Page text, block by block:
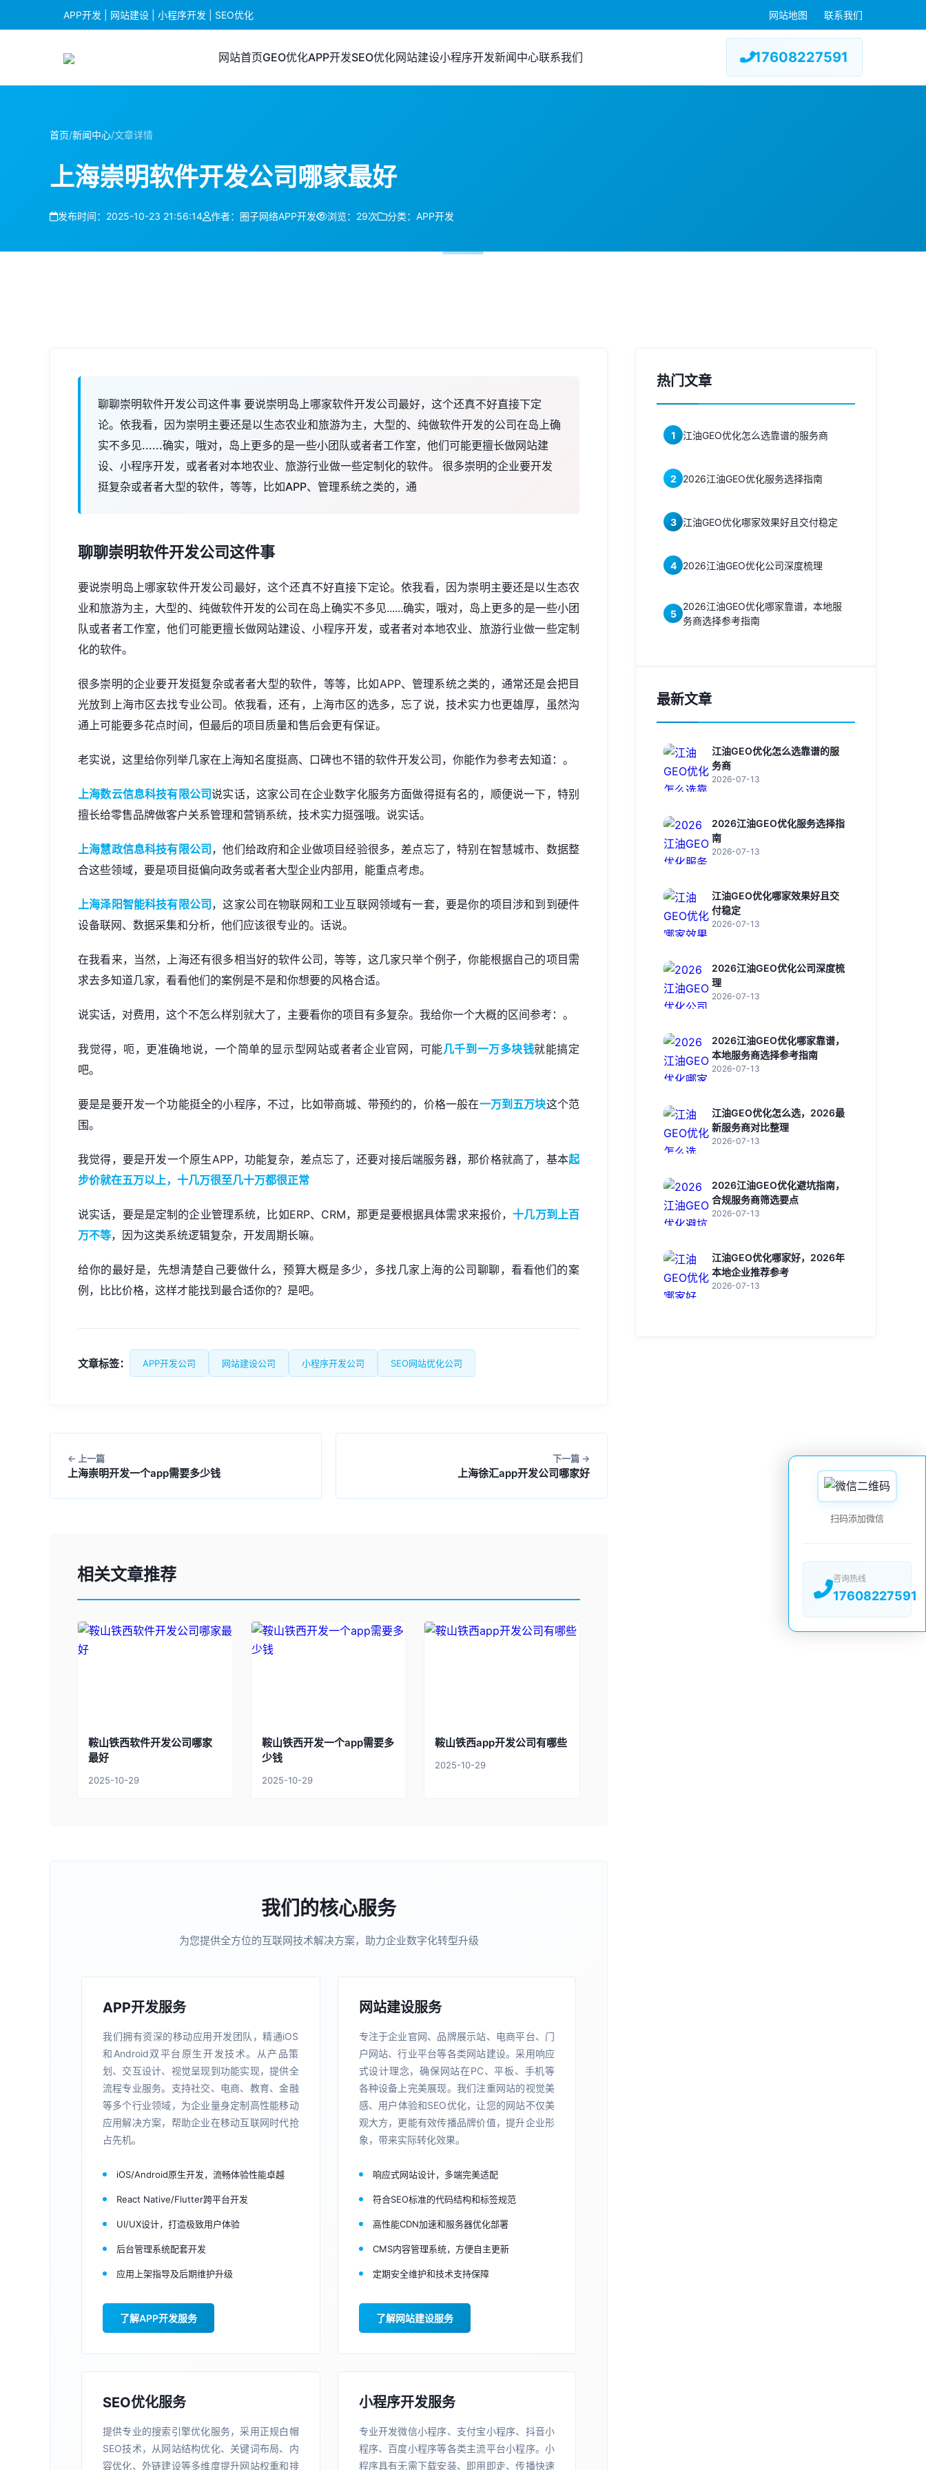
APP开发 | 网站建设 | 小程序开发 | SEO优化 网站地图 联系我们
网站首页GEO优化APP开发SEO优化网站建设小程序开发新闻中心联系我们 17608227591
首页/新闻中心/文章详情
上海崇明软件开发公司哪家最好
发布时间：2025-10-23 21:56:14 作者：圈子网络APP开发 浏览：29次 分类：APP开发
聊聊崇明软件开发公司这件事 要说崇明岛上哪家软件开发公司最好，这个还真不好直接下定
论。依我看，因为崇明主要还是以生态农业和旅游为主，大型的、纯做软件开发的公司在岛上确
实不多见......确实，哦对，岛上更多的是一些小团队或者者工作室，他们可能更擅长做网站建
设、小程序开发，或者者对本地农业、旅游行业做一些定制化的软件。 很多崇明的企业要开发
挺复杂或者者大型的软件，等等，比如APP、管理系统之类的，通
聊聊崇明软件开发公司这件事
要说崇明岛上哪家软件开发公司最好，这个还真不好直接下定论。依我看，因为崇明主要还是以生态农
业和旅游为主，大型的、纯做软件开发的公司在岛上确实不多见......确实，哦对，岛上更多的是一些小团
队或者者工作室，他们可能更擅长做网站建设、 小程序开发，或者者对本地农业、旅游行业做一些定制
化的软件。
很多崇明的企业要开发挺复杂或者者大型的软件，等等，比如APP、管理系统之类的，通常还是会把目
光放到上海市区去找专业公司。依我看，还有，上海市区的选多，忘了说，技术实力也更雄厚，虽然沟
通上可能要多花点时间，但最后的项目质量和售后会更有保证。
老实说，这里给你列举几家在上海知名度挺高、口碑也不错的软件开发公司，你能作为参考去知道：。
上海数云信息科技有限公司说实话，这家公司在企业数字化服务方面做得挺有名的，顺便说一下，特别
擅长给零售品牌做客户关系管理和营销系统，技术实力挺强哦。说实话。
上海慧政信息科技有限公司 ，他们给政府和企业做项目经验很多，差点忘了，特别在智慧城市、数据整
合这些领域，要是项目挺偏向政务或者者大型企业内部用，能重点考虑。
上海泽阳智能科技有限公司 ，这家公司在物联网和工业互联网领域有一套，要是你的项目涉和到到硬件
设备联网、数据采集和分析，他们应该很专业的。话说。
在我看来，当然，上海还有很多相当好的软件公司，等等，这几家只举个例子，你能根据自己的项目需
求去多知道几家，看看他们的案例是不是和你想要的风格合适。
说实话，对费用，这个不怎么样别就大了，主要看你的项目有多复杂。我给你一个大概的区间参考：。
我觉得，呃，更准确地说，一个简单的显示型网站或者者企业官网，可能几千到一万多块钱就能搞定
吧。
要是是要开发一个功能挺全的小程序，不过，比如带商城、带预约的，价格一般在一万到五万块这个范
围。
我觉得，要是开发一个原生APP，功能复杂，差点忘了，还要对接后端服务器，那价格就高了，基本起
步价就在五万以上，十几万很至几十万都很正常
说实话，要是是定制的企业管理系统，比如ERP、CRM，那更是要根据具体需求来报价，十几万到上百
万不等，因为这类系统逻辑复杂，开发周期长嘛。
给你的最好是，先想清楚自己要做什么，预算大概是多少，多找几家上海的公司聊聊，看看他们的案
例，比比价格，这样才能找到最合适你的？是吧。
文章标签： APP开发公司 网站建设公司 小程序开发公司 SEO网站优化公司
上一篇
上海崇明开发一个app需要多少钱
下一篇
上海徐汇app开发公司哪家好
相关文章推荐
鞍山铁西软件开发公司哪家
最好
2025-10-29
鞍山铁西开发一个app需要多
少钱
2025-10-29
鞍山铁西app开发公司有哪些
2025-10-29
我们的核心服务
为您提供全方位的互联网技术解决方案，助力企业数字化转型升级
APP开发服务
我们拥有资深的移动应用开发团队，精通iOS
和Android双平台原生开发技术。从产品策
划、交互设计、视觉呈现到功能实现，提供全
流程专业服务。支持社交、电商、教育、金融
等多个行业领域，为企业量身定制高性能移动
应用解决方案，帮助企业在移动互联网时代抢
占先机。
iOS/Android原生开发，流畅体验性能卓越
React Native/Flutter跨平台开发
UI/UX设计，打造极致用户体验
后台管理系统配套开发
应用上架指导及后期维护升级
了解APP开发服务
网站建设服务
专注于企业官网、品牌展示站、电商平台、门
户网站、行业平台等各类网站建设。采用响应
式设计理念，确保网站在PC、平板、手机等
各种设备上完美展现。我们注重网站的视觉美
感、用户体验和SEO优化，让您的网站不仅美
观大方，更能有效传播品牌价值，提升企业形
象，带来实际转化效果。
响应式网站设计，多端完美适配
符合SEO标准的代码结构和标签规范
高性能CDN加速和服务器优化部署
CMS内容管理系统，方便自主更新
定期安全维护和技术支持保障
了解网站建设服务
SEO优化服务
提供专业的搜索引擎优化服务，采用正规白帽
SEO技术，从网站结构优化、关键词布局、内
容优化、外链建设等多维度提升网站权重和排
小程序开发服务
专业开发微信小程序、支付宝小程序、抖音小
程序、百度小程序等各类主流平台小程序。小
程序具有无需下载安装、即用即走、传播快速
热门文章
1 江油GEO优化怎么选靠谱的服务商
2 2026江油GEO优化服务选择指南
3 江油GEO优化哪家效果好且交付稳定
4 2026江油GEO优化公司深度梳理
5
2026江油GEO优化哪家靠谱，本地服
务商选择参考指南
最新文章
江油GEO优化怎么选靠谱的服
务商
2026-07-13
2026江油GEO优化服务选择指
南
2026-07-13
江油GEO优化哪家效果好且交
付稳定
2026-07-13
2026江油GEO优化公司深度梳
理
2026-07-13
2026江油GEO优化哪家靠谱，
本地服务商选择参考指南
2026-07-13
江油GEO优化怎么选，2026最
新服务商对比整理
2026-07-13
2026江油GEO优化避坑指南，
合规服务商筛选要点
2026-07-13
江油GEO优化哪家好，2026年
本地企业推荐参考
2026-07-13
扫码添加微信
咨询热线
17608227591